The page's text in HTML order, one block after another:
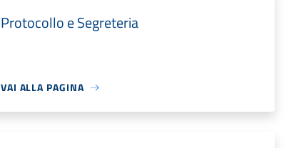
Protocollo e Segreteria
VAI ALLA PAGINA